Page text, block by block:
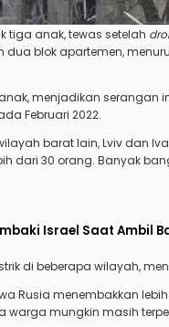
tiga anak, tewas setelah
blok apartemen,
menjadikan
Februari 2022.
barat lain, Lviv dan
dari 30 orang. Banyak
Israel Saat Ambil
di beberapa wilayah,
Rusia menembakkan
warga mungkin masih